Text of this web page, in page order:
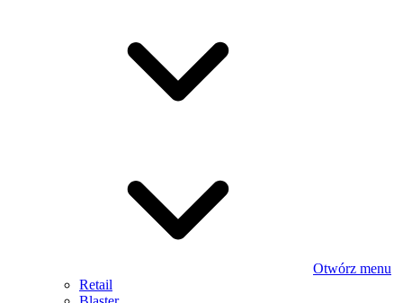
Otwórz menu
Retail